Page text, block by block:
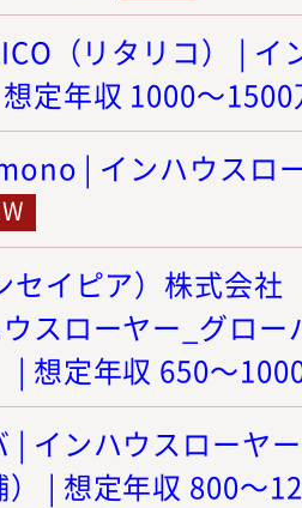
（リタリコ） | イ
定年収 1000～
| インハウスロ
セイピア）株式会
スローヤー_グロ
| 想定年収 650～
| インハウスローヤ
| 想定年収 800～